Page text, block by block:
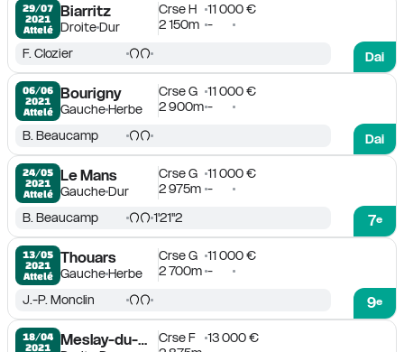
29/07
2021
Attelé
Biarritz
DroiteDur
Crse H
11 000 €
2 150m -
Dai
F. Clozier
06/06
2021
Attelé
Bourigny
GaucheHerbe
Crse G
11 000 €
2 900m -
Dai
B. Beaucamp
24/05
2021
Attelé
Le Mans
GaucheDur
Crse G
11 000 €
2 975m -
7e
B. Beaucamp 1'21''2
13/05
2021
Attelé
Thouars
GaucheHerbe
Crse G
11 000 €
2 700m -
9e
J.-P. Monclin
18/04
2021
Meslay-du-Maine
Crse F
13 000 €